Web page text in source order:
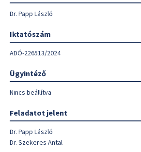
Dr. Papp László
Iktatószám
ADÓ-226513/2024
Ügyintéző
Nincs beállítva
Feladatot jelent
Dr. Papp László
Dr. Szekeres Antal